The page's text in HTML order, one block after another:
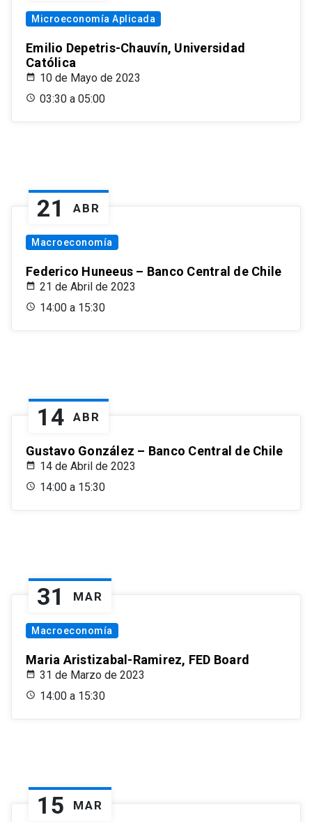
Microeconomía Aplicada
Emilio Depetris-Chauvín, Universidad
Católica
10 de Mayo de 2023
03:30 a 05:00
21 ABR
Macroeconomía
Federico Huneeus – Banco Central de Chile
21 de Abril de 2023
14:00 a 15:30
14 ABR
Gustavo González – Banco Central de Chile
14 de Abril de 2023
14:00 a 15:30
31 MAR
Macroeconomía
Maria Aristizabal-Ramirez, FED Board
31 de Marzo de 2023
14:00 a 15:30
15 MAR